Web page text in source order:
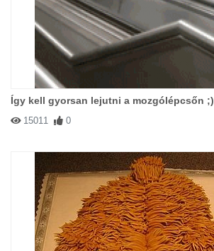
Így kell gyorsan lejutni a mozgólépcsőn ;)
15011 0